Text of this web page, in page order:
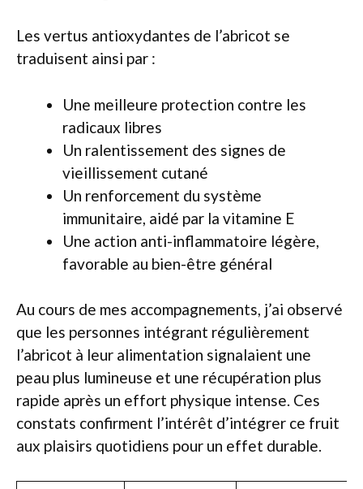
Les vertus antioxydantes de l’abricot se
traduisent ainsi par :
Une meilleure protection contre les
radicaux libres
Un ralentissement des signes de
vieillissement cutané
Un renforcement du système
immunitaire, aidé par la vitamine E
Une action anti-inflammatoire légère,
favorable au bien-être général
Au cours de mes accompagnements, j’ai observé
que les personnes intégrant régulièrement
l’abricot à leur alimentation signalaient une
peau plus lumineuse et une récupération plus
rapide après un effort physique intense. Ces
constats confirment l’intérêt d’intégrer ce fruit
aux plaisirs quotidiens pour un effet durable.